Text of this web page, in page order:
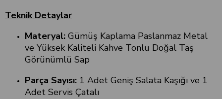
Teknik Detaylar
Materyal: Gümüş Kaplama Paslanmaz Metal
ve Yüksek Kaliteli Kahve Tonlu Doğal Taş
Görünümlü Sap
Parça Sayısı: 1 Adet Geniş Salata Kaşığı ve 1
Adet Servis Çatalı